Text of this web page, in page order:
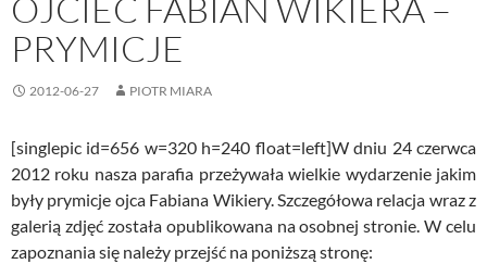
OJCIEC FABIAN WIKIERA –
PRYMICJE
2012-06-27 PIOTR MIARA
[singlepic id=656 w=320 h=240 float=left]W dniu 24 czerwca
2012 roku nasza parafia przeżywała wielkie wydarzenie jakim
były prymicje ojca Fabiana Wikiery. Szczegółowa relacja wraz z
galerią zdjęć została opublikowana na osobnej stronie. W celu
zapoznania się należy przejść na poniższą stronę: